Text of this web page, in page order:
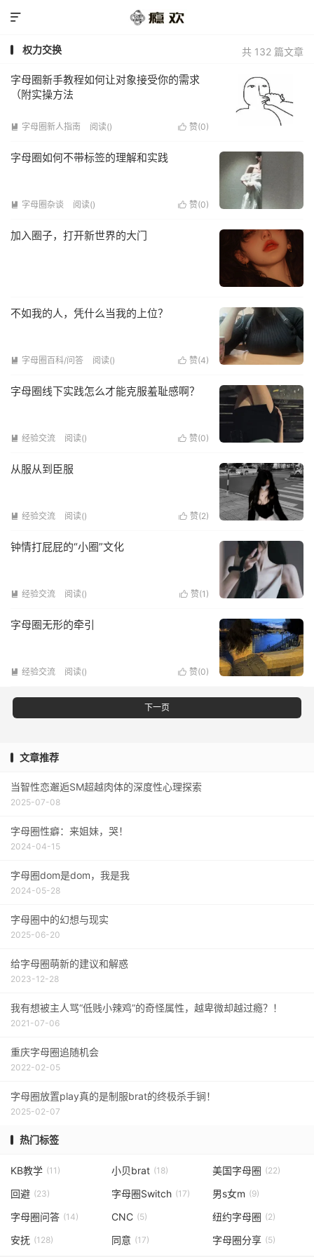

共 132 篇文章
权力交换
字母圈新手教程如何让对象接受你的需求
（附实操方法
 赞(0)
 字母圈新人指南 阅读()
字母圈如何不带标签的理解和实践
 赞(0)
 字母圈杂谈 阅读()
加入圈子，打开新世界的大门
不如我的人，凭什么当我的上位？
 赞(4)
 字母圈百科/问答 阅读()
字母圈线下实践怎么才能克服羞耻感啊？
 赞(0)
 经验交流 阅读()
从服从到臣服
 赞(2)
 经验交流 阅读()
钟情打屁屁的“小圈”文化
 赞(1 )
 经验交流 阅读()
字母圈无形的牵引
 赞(0)
 经验交流 阅读()
下一页
文章推荐
当智性恋邂逅SM超越肉体的深度性心理探索
2025-07-08
字母圈性癖：来姐妹，哭！
2024-04-15
字母圈dom是dom，我是我
2024-05-28
字母圈中的幻想与现实
2025-06-20
给字母圈萌新的建议和解惑
2023-12-28
我有想被主人骂“低贱小辣鸡”的奇怪属性，越卑微却越过瘾？！
2021-07-06
重庆字母圈追随机会
2022-02-05
字母圈放置play真的是制服brat的终极杀手锏！
2025-02-07
热门标签
KB教学 (11) 小贝brat (18) 美国字母圈 (22)
回避 (23) 字母圈Switch (17) 男s女m (9)
字母圈问答 (14) CNC (5) 纽约字母圈 (2)
安抚 (128) 同意 (17) 字母圈分享 (5)